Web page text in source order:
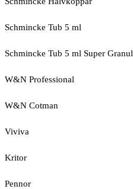
Schmincke Tub 5 ml
Schmincke Tub 5 ml Super
W&N Professional
W&N Cotman
Viviva
Kritor
Pennor